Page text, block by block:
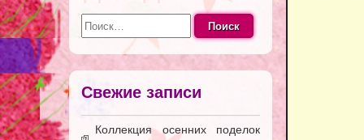
Найти:
Свежие записи
Коллекция осенних поделок